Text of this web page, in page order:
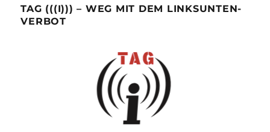
TAG (((I))) – WEG MIT DEM LINKSUNTEN-
VERBOT